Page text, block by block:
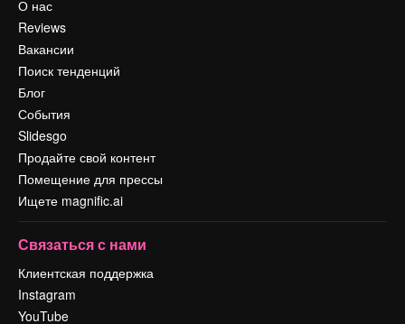
О нас
Reviews
Вакансии
Поиск тенденций
Блог
События
Slidesgo
Продайте свой контент
Помещение для прессы
Ищете magnific.ai
Связаться с нами
Клиентская поддержка
Instagram
YouTube